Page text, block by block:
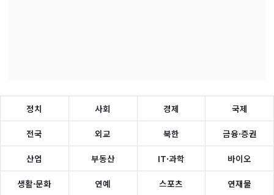
정치 사회 경제 국제
전국 외교 북한 금융·증권
산업 부동산 IT·과학 바이오
생활·문화 연예 스포츠 연재물